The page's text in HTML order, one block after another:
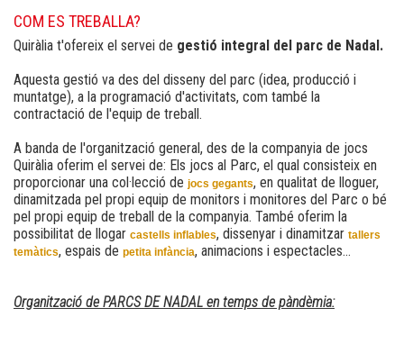
COM ES TREBALLA?
Quiràlia t'ofereix el servei de gestió integral del parc de Nadal.
Aquesta gestió va des del disseny del parc (idea, producció i
muntatge), a la programació d'activitats, com també la
contractació de l'equip de treball.
A banda de l'organització general, des de la companyia de jocs
Quiràlia oferim el servei de: Els jocs al Parc, el qual consisteix en
proporcionar una col·lecció de jocs gegants, en qualitat de lloguer,
dinamitzada pel propi equip de monitors i monitores del Parc o bé
pel propi equip de treball de la companyia. També oferim la
possibilitat de llogar castells inflables, dissenyar i dinamitzar tallers
temàtics, espais de petita infància, animacions i espectacles...
Organització de PARCS DE NADAL en temps de pàndèmia: